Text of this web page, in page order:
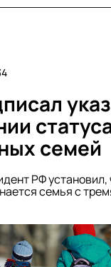
семей
РФ установил,
семья с